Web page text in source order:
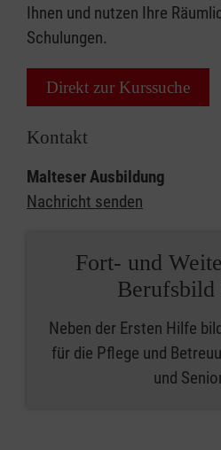
Ihnen und nutzen Ihre
Schulungen.
Direkt zur Kurssuche
Kontakt
Malteser Ausbildung
Nachricht senden
Fort- und
Berufsbild
Neben der Ersten Hilfe
für die Pflege und
und